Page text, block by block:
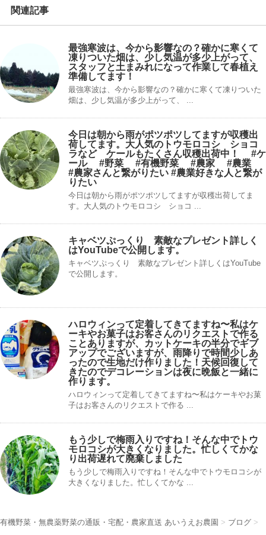
関連記事
最強寒波は、今から影響なの？確かに寒くて
凍りついた畑は、少し気温が多少上がって、
スタッフと土まみれになって作業して春植え
準備してます！
最強寒波は、今から影響なの？確かに寒くて凍りついた
畑は、少し気温が多少上がって、 ...
今日は朝から雨がポツポツしてますが収穫出
荷してます。大人気のトウモロコシ ショコ
ラなど ケールもたくさん収穫出荷中！ #ケ
ール #野菜 #有機野菜 #農家 #農業
#農家さんと繋がりたい #農業好きな人と繋が
りたい
今日は朝から雨がポツポツしてますが収穫出荷してま
す。大人気のトウモロコシ ショコ ...
キャベツぷっくり 素敵なプレゼント詳しく
はYouTubeで公開します。
キャベツぷっくり 素敵なプレゼント詳しくはYouTube
で公開します。
ハロウィンって定着してきてますね〜私はケ
ーキやお菓子はお客さんのリクエストで作る
ことありますが、カットケーキの半分でギブ
アップでございますが、雨降りで時間少しあ
ったので生地だけ作りました！天候回復して
きたのでデコレーションは夜に晩飯と一緒に
作ります。
ハロウィンって定着してきてますね〜私はケーキやお菓
子はお客さんのリクエストで作る ...
もう少しで梅雨入りですね！そんな中でトウ
モロコシが大きくなりました。忙しくてかな
り出荷遅れて廃棄しました
もう少しで梅雨入りですね！そんな中でトウモロコシが
大きくなりました。忙しくてかな ...
有機野菜・無農薬野菜の通販・宅配・農家直送 あいうえお農園 > ブログ >